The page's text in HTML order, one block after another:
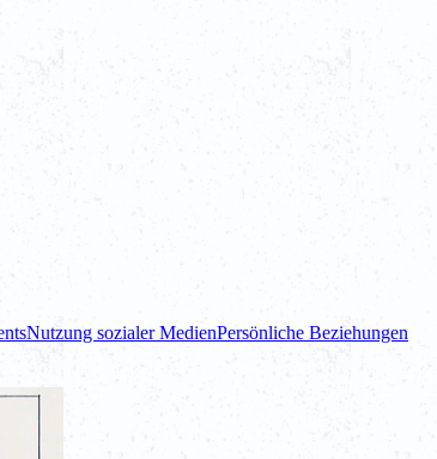
Nutzung sozialer MedienPersönliche Beziehungen